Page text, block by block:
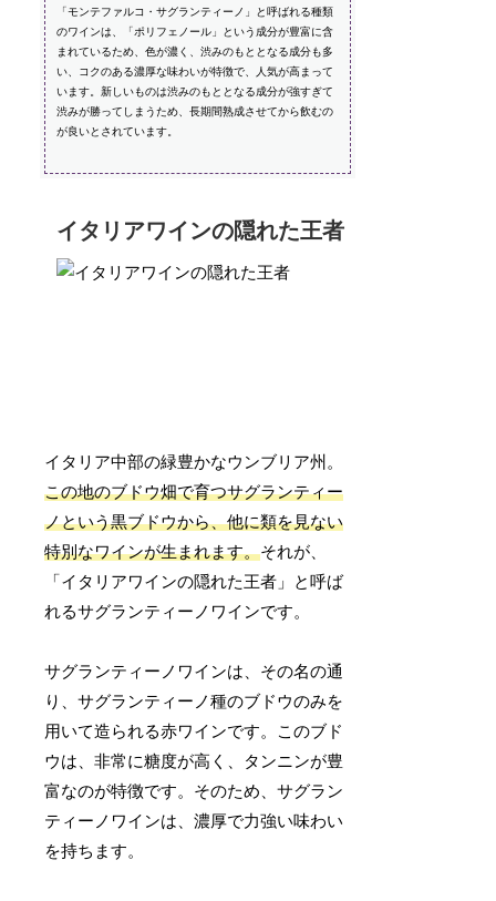
「モンテファルコ・サグランティーノ」と呼ばれる種類
のワインは、「ポリフェノール」という成分が豊富に含
まれているため、色が濃く、渋みのもととなる成分も多
い、コクのある濃厚な味わいが特徴で、人気が高まって
います。新しいものは渋みのもととなる成分が強すぎて
渋みが勝ってしまうため、長期間熟成させてから飲むの
が良いとされています。
イタリアワインの隠れた王者
イタリア中部の緑豊かなウンブリア州。
この地のブドウ畑で育つサグランティー
ノという黒ブドウから、他に類を見ない
特別なワインが生まれます。それが、
「イタリアワインの隠れた王者」と呼ば
れるサグランティーノワインです。
サグランティーノワインは、その名の通
り、サグランティーノ種のブドウのみを
用いて造られる赤ワインです。このブド
ウは、非常に糖度が高く、タンニンが豊
富なのが特徴です。そのため、サグラン
ティーノワインは、濃厚で力強い味わい
を持ちます。